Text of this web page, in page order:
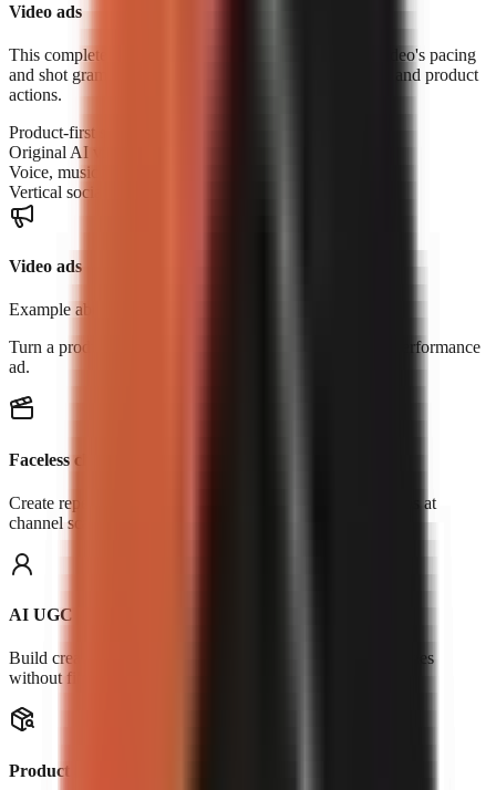
Video ads
This complete product ad was built from a reference video's pacing
and shot grammar using original footage, voice, music, and product
actions.
Product-first storytelling
Original AI video scenes
Voice, music, and sound design
Vertical social-ready export
Video ads
Example above
Turn a product, URL, or reference clip into an original performance
ad.
Faceless channels
Create repeatable Shorts, explainers, stories, and list videos at
channel scale.
AI UGC
Build creator-led hooks, testimonials, and product-use scenes
without filming.
Product demos